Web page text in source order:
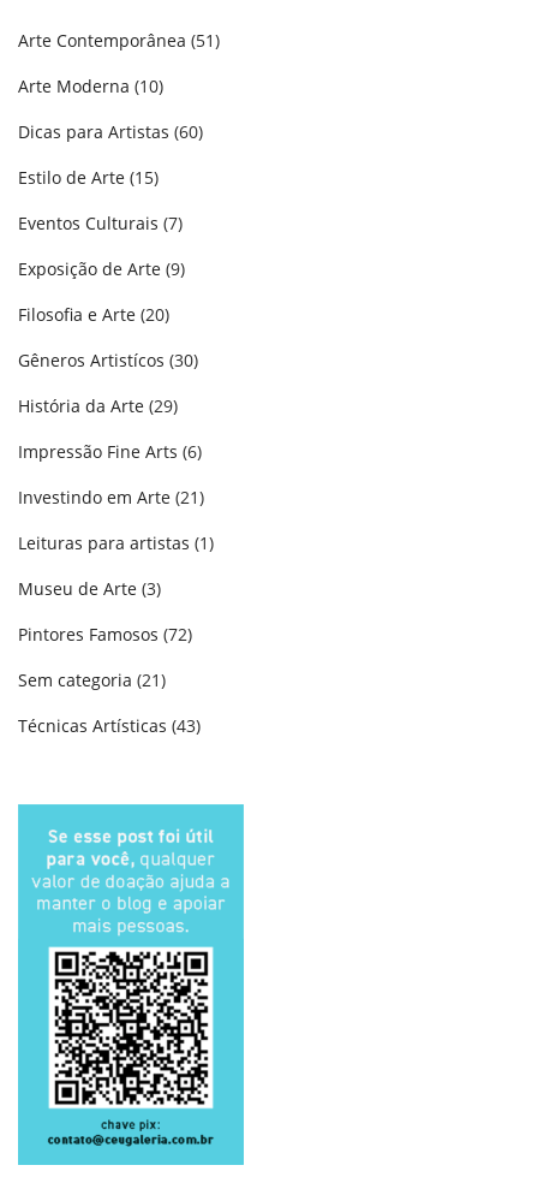
Arte Contemporânea (51)
Arte Moderna (10)
Dicas para Artistas (60)
Estilo de Arte (15)
Eventos Culturais (7)
Exposição de Arte (9)
Filosofia e Arte (20)
Gêneros Artistícos (30)
História da Arte (29)
Impressão Fine Arts (6)
Investindo em Arte (21)
Leituras para artistas (1)
Museu de Arte (3)
Pintores Famosos (72)
Sem categoria (21)
Técnicas Artísticas (43)